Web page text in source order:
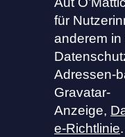
für
anderem
Adressen-
Gravatar-
Anzeige,
e-Richtlinie.